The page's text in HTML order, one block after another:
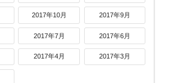
2017年10月 2017年9月
2017年7月 2017年6月
2017年4月 2017年3月